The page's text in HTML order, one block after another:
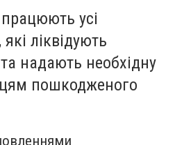
усі
ліквідують
надають необхідну
пошкодженого